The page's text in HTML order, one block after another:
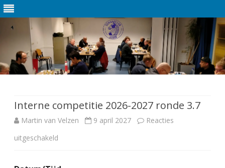
de
inhoud
Interne competitie 2026-2027 ronde 3.7
Martin van Velzen 9 april 2027
Reacties
uitgeschakeld